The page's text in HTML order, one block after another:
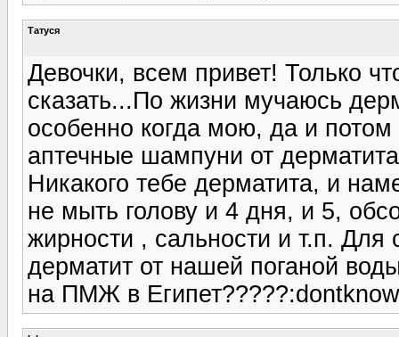
Татуся
Девочки, всем привет! Только
сказать...По жизни мучаюсь
особенно когда мою, да и
аптечные шампуни от
Никакого тебе дерматита, и
не мыть голову и 4 дня, и 5,
жирности , сальности и т.п. Для
дерматит от нашей поганой
на ПМЖ в